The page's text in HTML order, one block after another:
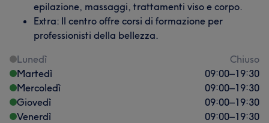
epilazione, massaggi, trattamenti viso e corpo.
Extra: Il centro offre corsi di formazione per
professionisti della bellezza.
Lunedì
Chiuso
Martedì
09:00–19:30
Mercoledì
09:00–19:30
Giovedì
09:00–19:30
Venerdì
09:00–19:30